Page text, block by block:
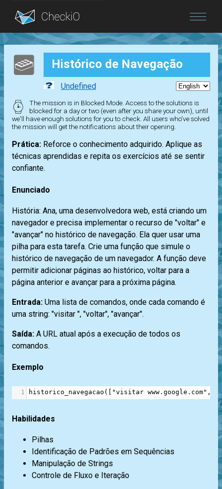
Blog
Login Histórico de Navegação
Undefined
The mission is in Blocked Mode. Access to the solutions is
blocked for a day or two (even after you share your own), until
we'll have enough solutions for you to check. All users who've solved
the mission will get the notifications about their opening.
Prática: Reforce o conhecimento adquirido. Aplique as
técnicas aprendidas e repita os exercícios até se sentir
confiante.
Enunciado
História: Ana, uma desenvolvedora web, está criando um
navegador e precisa implementar o recurso de "voltar" e
"avançar" no histórico de navegação. Ela quer usar uma
pilha para esta tarefa. Crie uma função que simule o
histórico de navegação de um navegador. A função deve
permitir adicionar páginas ao histórico, voltar para a
página anterior e avançar para a próxima página.
Entrada: Uma lista de comandos, onde cada comando é
uma string: "visitar ", "voltar", "avançar".
Saída: A URL atual após a execução de todos os
comandos.
Exemplo
1 historico_navegacao ([ "visitar www.google.com" ,
Habilidades
Pilhas
Identificação de Padrões em Sequências
Manipulação de Strings
Controle de Fluxo e Iteração